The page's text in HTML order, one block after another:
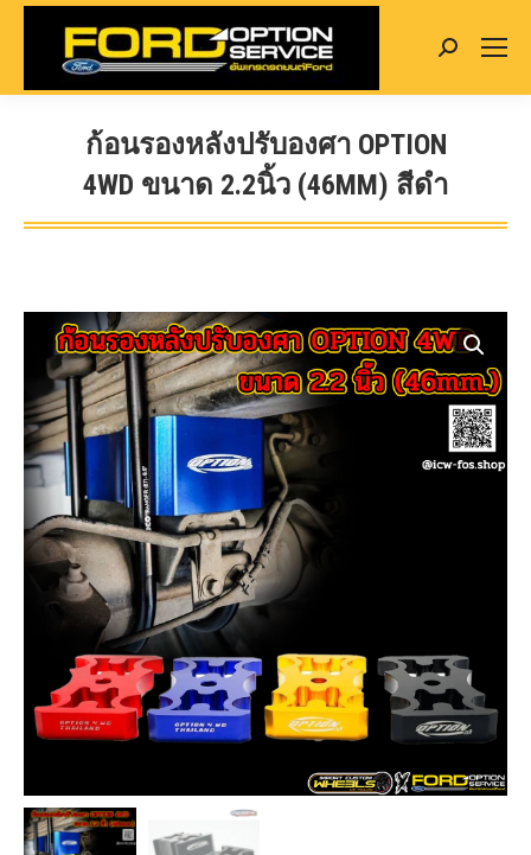
Search:
ก้อนรองหลังปรับองศา OPTION
4WD ขนาด 2.2นิ้ว (46MM) สีดำ
You are here: